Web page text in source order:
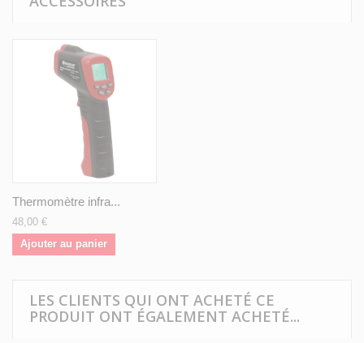
Thermomètre infra...
48,00 €
Ajouter au panier
LES CLIENTS QUI ONT ACHETÉ CE
PRODUIT ONT ÉGALEMENT ACHETÉ...